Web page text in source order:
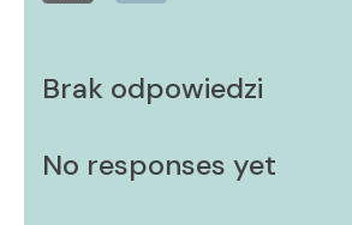
Brak odpowiedzi
No responses yet